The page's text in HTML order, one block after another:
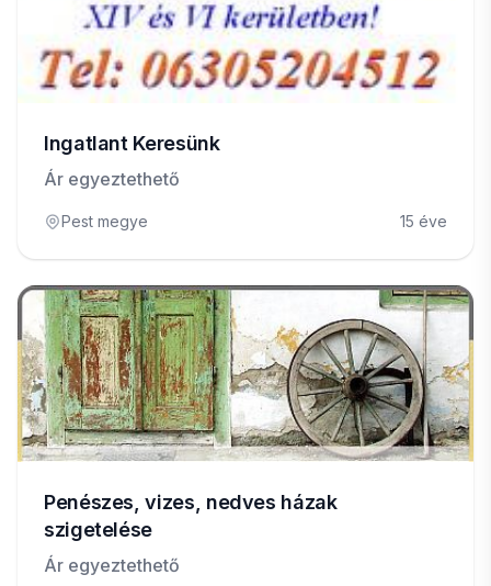
Ingatlant Keresünk
Ár egyeztethető
Pest megye 15 éve
Penészes, vizes, nedves házak
szigetelése
Ár egyeztethető